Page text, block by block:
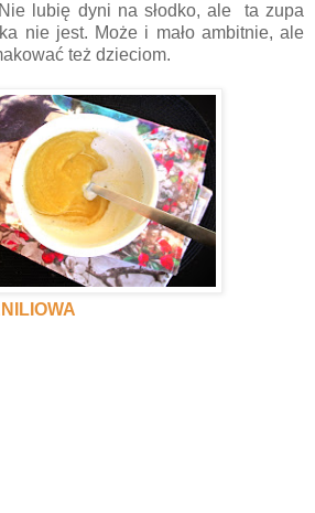
lubię dyni na słodko, ale ta zupa
nie jest. Może i mało ambitnie, ale
też dzieciom.